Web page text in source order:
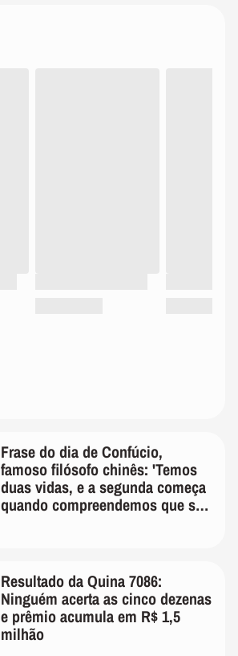
Frase do dia de Confúcio,
famoso filósofo chinês: 'Temos
duas vidas, e a segunda começa
quando compreendemos que só
Resultado da Quina 7086:
Ninguém acerta as cinco dezenas
e prêmio acumula em R$ 1,5
milhão